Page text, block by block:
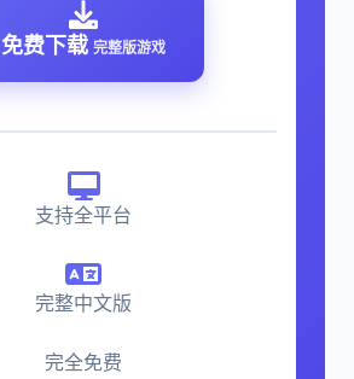
免费下载 完整版游戏
支持全平台
完整中文版
完全免费